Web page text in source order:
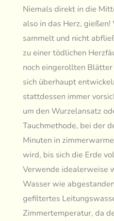
Niemals direkt in die
also in das Herz,
sammelt und nicht
zu einer tödlichen
noch eingerollten
sich überhaupt
stattdessen immer
um den Wurzelansatz
Tauchmethode, bei der
Minuten in
wird, bis sich die Erde
Verwende idealerweise
Wasser wie
gefiltertes
Zimmertemperatur, da